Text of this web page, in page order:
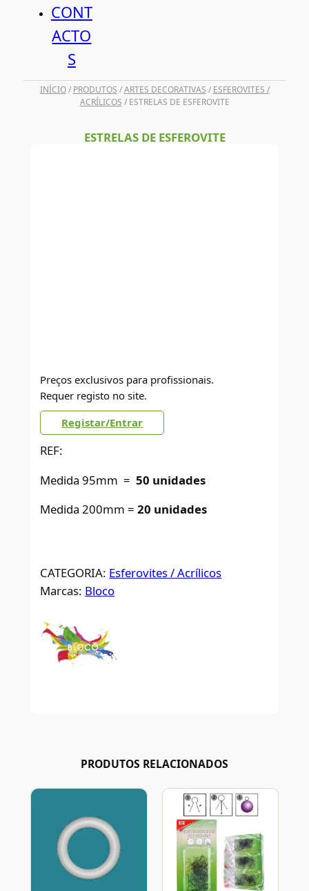
CONT
ACTO
S
INÍCIO/ PRODUTOS /ARTES DECORATIVAS / ESFEROVITES /
ACRÍLICOS / ESTRELAS DE ESFEROVITE
ESTRELAS DE ESFEROVITE
Preços exclusivos para profissionais.
Requer registo no site.
Registar/Entrar
REF:
Medida 95mm =50 unidades
Medida 200mm =20 unidades
CATEGORIA: Esferovites / Acrílicos
Marcas: Bloco
PRODUTOS RELACIONADOS